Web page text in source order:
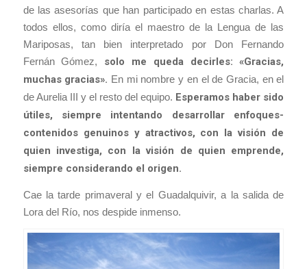
de las asesorías que han participado en estas charlas. A
todos ellos, como diría el maestro de la Lengua de las
Mariposas, tan bien interpretado por Don Fernando
Fernán Gómez, solo me queda decirles: «Gracias,
muchas gracias». En mi nombre y en el de Gracia, en el
de Aurelia III y el resto del equipo. Esperamos haber sido
útiles, siempre intentando desarrollar enfoques-
contenidos genuinos y atractivos, con la visión de
quien investiga, con la visión de quien emprende,
siempre considerando el origen.
Cae la tarde primaveral y el Guadalquivir, a la salida de
Lora del Río, nos despide inmenso.